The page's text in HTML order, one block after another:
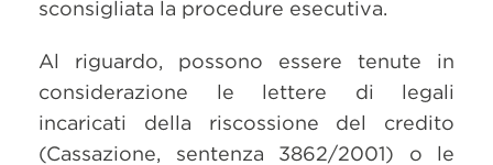
sconsigliata la procedure esecutiva.
Al riguardo, possono essere tenute in
considerazione le lettere di legali
incaricati della riscossione del credito
(Cassazione, sentenza 3862/2001) o le